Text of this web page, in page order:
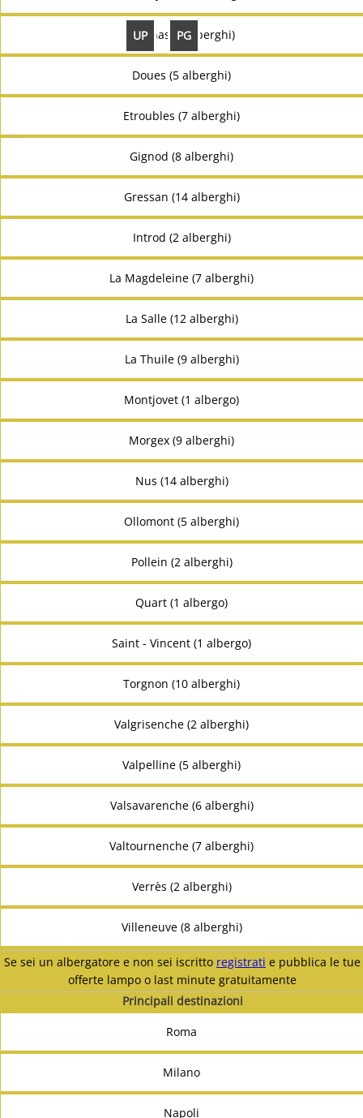
UP PG
Donnas (2 alberghi)
Doues (5 alberghi)
Etroubles (7 alberghi)
Gignod (8 alberghi)
Gressan (14 alberghi)
Introd (2 alberghi)
La Magdeleine (7 alberghi)
La Salle (12 alberghi)
La Thuile (9 alberghi)
Montjovet (1 albergo)
Morgex (9 alberghi)
Nus (14 alberghi)
Ollomont (5 alberghi)
Pollein (2 alberghi)
Quart (1 albergo)
Saint - Vincent (1 albergo)
Torgnon (10 alberghi)
Valgrisenche (2 alberghi)
Valpelline (5 alberghi)
Valsavarenche (6 alberghi)
Valtournenche (7 alberghi)
Verrès (2 alberghi)
Villeneuve (8 alberghi)
Se sei un albergatore e non sei iscritto registrati e pubblica le tue
offerte lampo o last minute gratuitamente
Principali destinazioni
Roma
Milano
Napoli